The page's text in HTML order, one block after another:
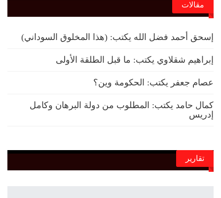
مقالات
إسحق أحمد فضل الله يكتب: (هذا المخلوق السوداني)
إبراهيم شقلاوي يكتب: ما قبل الطلقة الأولى
عصام جعفر يكتب: الحكومة وين؟
كمال حامد يكتب: المطلوب من دولة البرهان وكامل
إدريس
تقارير